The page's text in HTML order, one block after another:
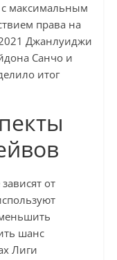
с максимальным
права на
Джанлуиджи
Санчо и
итог
от
шанс
Лиги